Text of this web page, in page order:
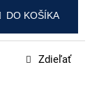
DO KOŠÍKA
Zdieľať